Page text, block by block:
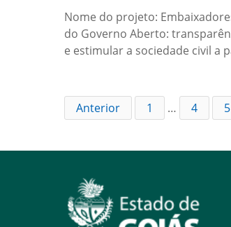
Nome do projeto:
do Governo Aberto:
e estimular a sociedade civil a
Anterior 1 … 4 5